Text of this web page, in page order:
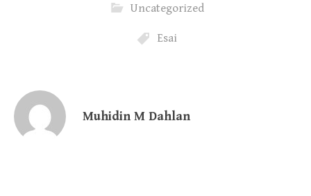
Uncategorized
Esai
Muhidin M Dahlan